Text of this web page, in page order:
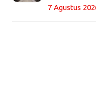
7 Agustus